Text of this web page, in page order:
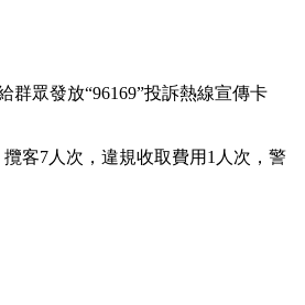
眾發放“96169”投訴熱線宣傳卡
客7人次，違規收取費用1人次，警